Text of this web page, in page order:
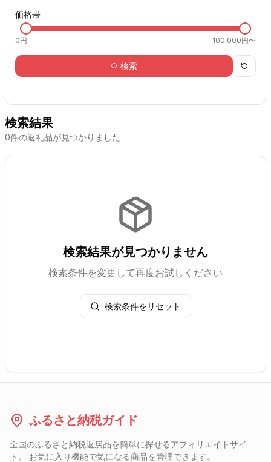
価格帯
0円 100,000円〜
検索
検索結果
0件の返礼品が見つかりました
検索結果が見つかりません
検索条件を変更して再度お試しください
検索条件をリセット
ふるさと納税ガイド
全国のふるさと納税返戻品を簡単に探せるアフィリエイトサイ
ト。 お気に入り機能で気になる商品を管理できます。